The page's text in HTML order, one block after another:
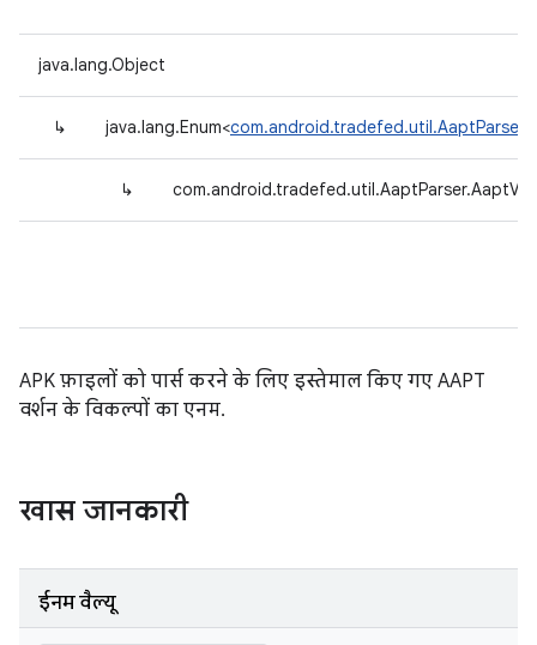
java.lang.Object
↳ java.lang.Enum<
↳
APK फ़ाइलों को पार्स करने के लिए इस्तेमाल किए गए AAPT
वर्शन के विकल्पों का एनम.
खास जानकारी
ईनम वैल्यू